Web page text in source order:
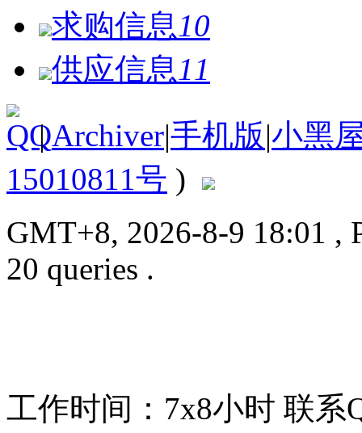
求购信息 10
供应信息 11
| Archiver|手机版|小黑
15010811号 )
GMT+8, 2026-8-9 18:01 ,
20 queries .
工作时间：7x8小时 联系